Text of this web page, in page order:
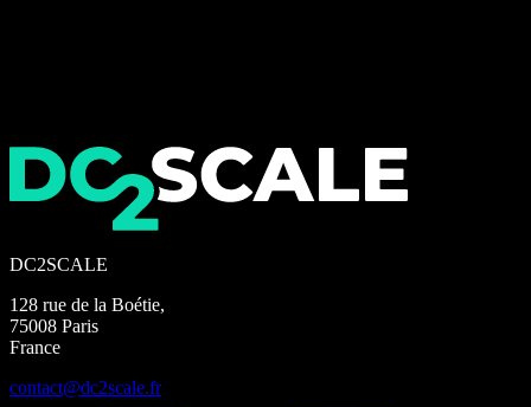
DC2SCALE
128 rue de la Boétie,
75008 Paris
France
contact@dc2scale.fr